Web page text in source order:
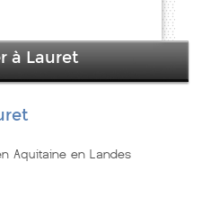
à Lauret
Aquitaine en Landes